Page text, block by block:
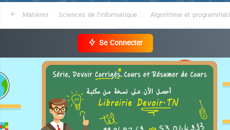
Matières Sciences de l’informatique : Algorithme et
Se Connecter